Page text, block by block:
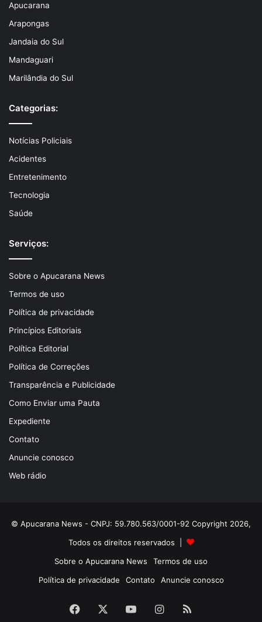
Apucarana
Arapongas
Jandaia do Sul
Mandaguari
Marilândia do Sul
Categorias:
Notícias Policiais
Acidentes
Entretenimento
Tecnologia
Saúde
Serviços:
Sobre o Apucarana News
Termos de uso
Política de privacidade
Princípios Editoriais
Política Editorial
Política de Correções
Transparência e Publicidade
Como Enviar uma Pauta
Expediente
Contato
Anuncie conosco
Web rádio
© Apucarana News - CNPJ: 59.780.563/0001-92 Copyright 2026,
Todos os direitos reservados |
Sobre o Apucarana News
Termos de uso
Política de privacidade
Contato Anuncie conosco
Facebook YouTubeInstagram
RSS